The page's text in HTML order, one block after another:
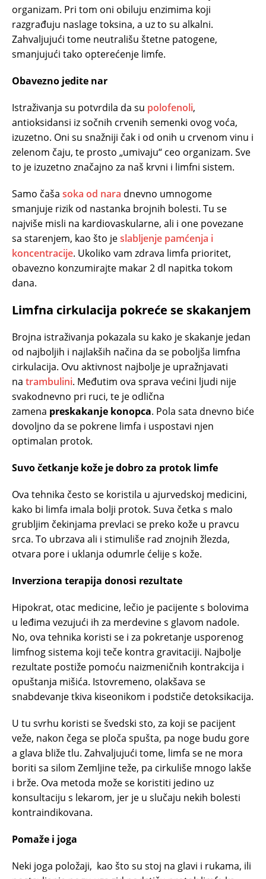
organizam. Pri tom oni obiluju enzimima koji
razgrađuju naslage toksina, a uz to su alkalni.
Zahvaljujući tome neutrališu štetne patogene,
smanjujući tako opterećenje limfe.
Obavezno jedite nar
Istraživanja su potvrdila da su polofenoli,
antioksidansi iz sočnih crvenih semenki ovog voća,
izuzetno. Oni su snažniji čak i od onih u crvenom vinu i
zelenom čaju, te prosto „umivaju“ ceo organizam. Sve
to je izuzetno značajno za naš krvni i limfni sistem.
Samo čaša soka od nara dnevno umnogome
smanjuje rizik od nastanka brojnih bolesti. Tu se
najviše misli na kardiovaskularne, ali i one povezane
sa starenjem, kao što jeslabljenje pamćenja i
koncentracije. Ukoliko vam zdrava limfa prioritet,
obavezno konzumirajte makar 2 dl napitka tokom
dana.
Limfna cirkulacija pokreće se skakanjem
Brojna istraživanja pokazala su kako je skakanje jedan
od najboljih i najlakših načina da se poboljša limfna
cirkulacija. Ovu aktivnost najbolje je upražnjavati
na trambulini. Međutim ova sprava većini ljudi nije
svakodnevno pri ruci, te je odlična
zamena preskakanje konopca. Pola sata dnevno biće
dovoljno da se pokrene limfa i uspostavi njen
optimalan protok.
Suvo četkanje kože je dobro za protok limfe
Ova tehnika često se koristila u ajurvedskoj medicini,
kako bi limfa imala bolji protok. Suva četka s malo
grubljim čekinjama prevlaci se preko kože u pravcu
srca. To ubrzava ali i stimuliše rad znojnih žlezda,
otvara pore i uklanja odumrle ćelije s kože.
Inverziona terapija donosi rezultate
Hipokrat, otac medicine, lečio je pacijente s bolovima
u leđima vezujući ih za merdevine s glavom nadole.
No, ova tehnika koristi se i za pokretanje usporenog
limfnog sistema koji teče kontra gravitaciji. Najbolje
rezultate postiže pomoću naizmeničnih kontrakcija i
opuštanja mišića. Istovremeno, olakšava se
snabdevanje tkiva kiseonikom i podstiče detoksikacija.
U tu svrhu koristi se švedski sto, za koji se pacijent
veže, nakon čega se ploča spušta, pa noge budu gore
a glava bliže tlu. Zahvaljujući tome, limfa se ne mora
boriti sa silom Zemljine teže, pa cirkuliše mnogo lakše
i brže. Ova metoda može se koristiti jedino uz
konsultaciju s lekarom, jer je u slučaju nekih bolesti
kontraindikovana.
Pomaže i joga
Neki joga položaji, kao što su stoj na glavi i rukama, ili